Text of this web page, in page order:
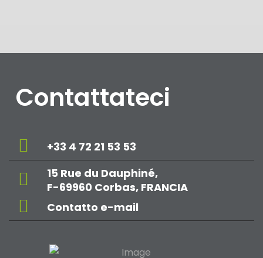
Contattateci
+33 4 72 21 53 53
15 Rue du Dauphiné,
F-69960 Corbas, FRANCIA
Contatto e-mail